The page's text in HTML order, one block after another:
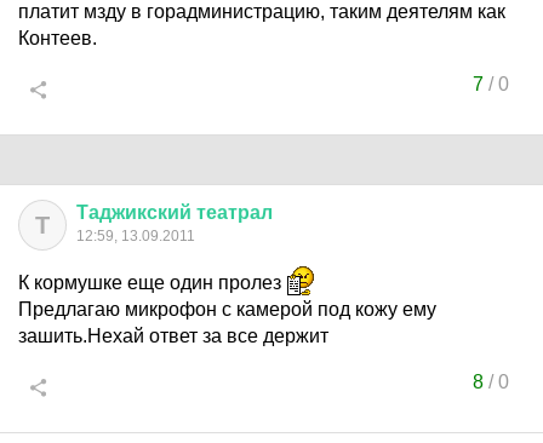
платит мзду в горадминистрацию, таким деятелям как
Контеев.
7/0
Т Таджикский театрал
12:59, 13.09.2011
К кормушке еще один пролез
Предлагаю микрофон с камерой под кожу ему
зашить.Нехай ответ за все держит
8/0